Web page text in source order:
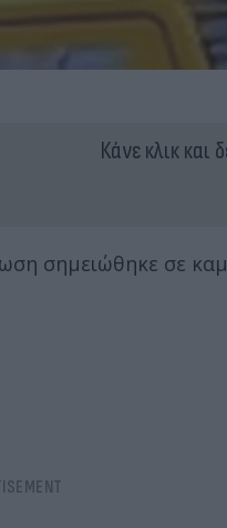
Κάνε κλικ και
σημειώθηκε σε